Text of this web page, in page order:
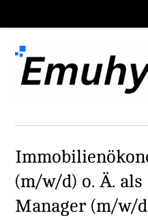
(m/w/d) o. Ä.
Manager (m/w/